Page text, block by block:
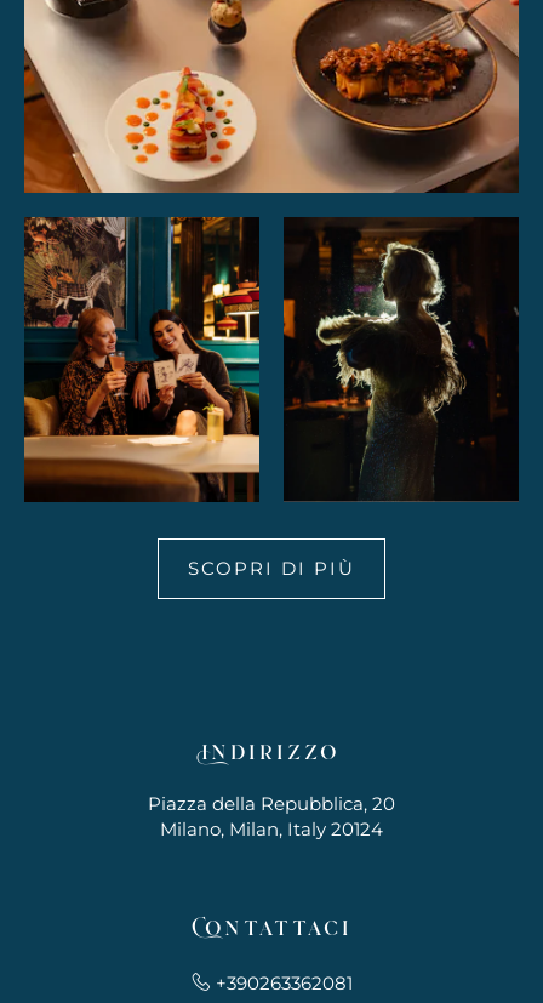
SCOPRI DI PIÙ
Indirizzo
Piazza della Repubblica, 20
Milano, Milan, Italy 20124
Contattaci
+390263362081